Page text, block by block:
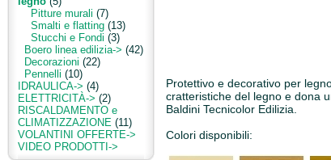
Pitture murali (7)
Smalti e flatting (13)
Stucchi e Fondi (3)
Boero linea edilizia-> (42)
Decorazioni (22)
Pennelli (10)
IDRAULICA-> (4)
ELETTRICITÀ-> (2)
RISCALDAMENTO e
CLIMATIZZAZIONE (11)
VOLANTINI OFFERTE->
VIDEO PRODOTTI->
Protettivo e decorativo per
cratteristiche del legno e dona
Baldini Tecnicolor Edilizia.
Colori disponibili: